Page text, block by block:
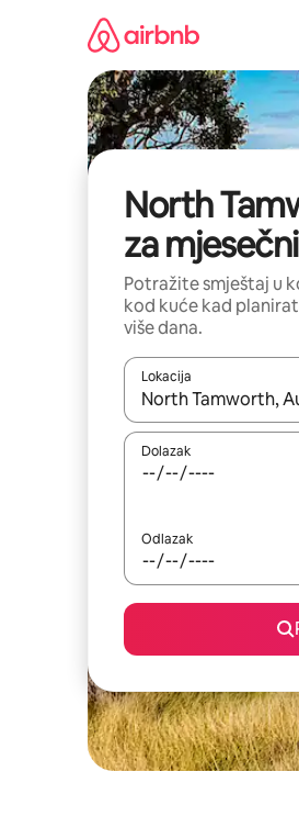
North
za
Potražite smještaj u
kod kuće kad
više dana.
Lokacija
Kada budu dostupni
Dolazak
Odlazak